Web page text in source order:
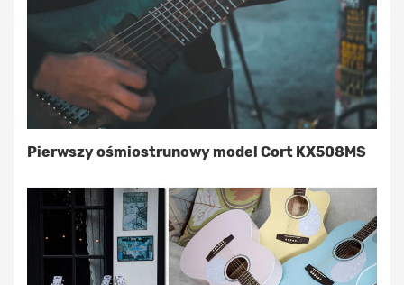
Pierwszy ośmiostrunowy model Cort KX508MS